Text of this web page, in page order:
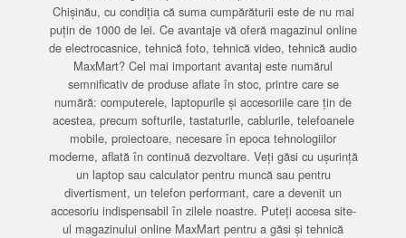
Chișinău, cu condiția că suma cumpărăturii este de nu mai
puțin de 1000 de lei. Ce avantaje vă oferă magazinul online
de electrocasnice, tehnică foto, tehnică video, tehnică audio
MaxMart? Cel mai important avantaj este numărul
semnificativ de produse aflate în stoc, printre care se
numără: computerele, laptopurile și accesoriile care țin de
acestea, precum softurile, tastaturile, cablurile, telefoanele
mobile, proiectoare, necesare în epoca tehnologiilor
moderne, aflată în continuă dezvoltare. Veți găsi cu ușurință
un laptop sau calculator pentru muncă sau pentru
divertisment, un telefon performant, care a devenit un
accesoriu indispensabil în zilele noastre. Puteți accesa site-
ul magazinului online MaxMart pentru a găsi și tehnică